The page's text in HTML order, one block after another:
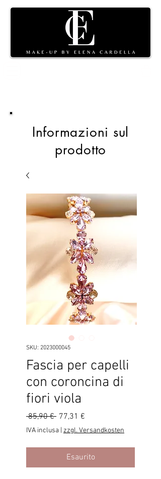
Informazioni sul
prodotto
SKU: 2023000045
Fascia per capelli
con coroncina di
fiori viola
85,90 € Prezzo
regolare
77,31 €
scontato
IVA inclusa zzgl. Versandkosten
Esaurito